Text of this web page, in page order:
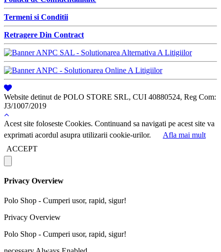
Termeni si Conditii
Retragere Din Contract
Website detinut de POLO STORE SRL, CUI 40880524, Reg Com:
J3/1007/2019
Acest site foloseste Cookies. Continuand sa navigati pe acest site va
exprimati acordul asupra utilizarii cookie-urilor.
Afla mai mult
ACCEPT
Privacy Overview
Polo Shop - Cumperi usor, rapid, sigur!
Privacy Overview
Polo Shop - Cumperi usor, rapid, sigur!